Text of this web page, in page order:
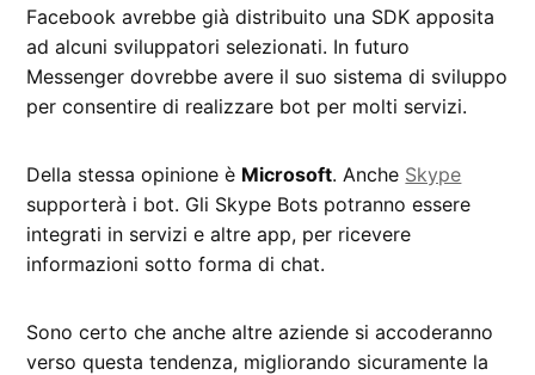
Facebook avrebbe già distribuito una SDK apposita
ad alcuni sviluppatori selezionati. In futuro
Messenger dovrebbe avere il suo sistema di sviluppo
per consentire di realizzare bot per molti servizi.
Della stessa opinione è Microsoft. Anche Skype
supporterà i bot. Gli Skype Bots potranno essere
integrati in servizi e altre app, per ricevere
informazioni sotto forma di chat.
Sono certo che anche altre aziende si accoderanno
verso questa tendenza, migliorando sicuramente la